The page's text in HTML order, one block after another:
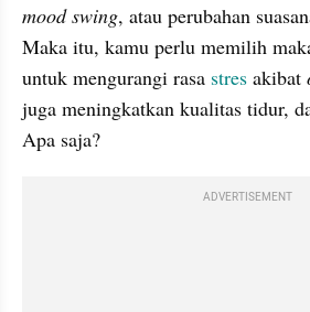
mood swing, atau perubahan
Maka itu, kamu perlu memilih
untuk mengurangi rasa stres akibat
juga meningkatkan kualitas tidur,
Apa saja?
ADVERTISEMENT